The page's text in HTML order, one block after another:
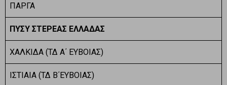
ΠΑΡΓΑ
ΠΥΣΥ ΣΤΕΡΕΑΣ ΕΛΛΑΔΑΣ
ΧΑΛΚΙΔΑ (ΤΔ Α΄ ΕΥΒΟΙΑΣ)
ΙΣΤΙΑΙΑ (ΤΔ Β΄ΕΥΒΟΙΑΣ)